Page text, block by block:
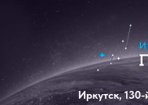
Иркутск,